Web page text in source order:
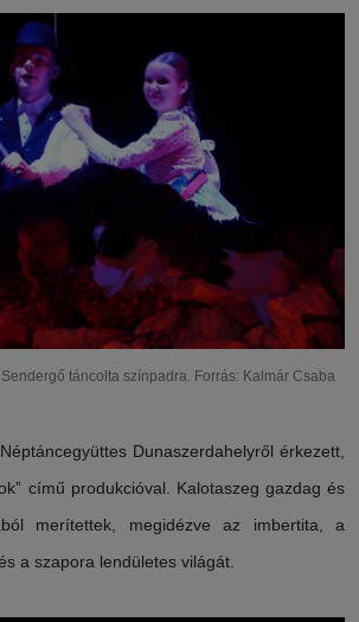
táncolta színpadra. Forrás: Kalmár Csaba
Dunaszerdahelyről érkezett,
című produkcióval. Kalotaszeg gazdag és
merítettek, megidézve az imbertita, a
a szapora lendületes világát.